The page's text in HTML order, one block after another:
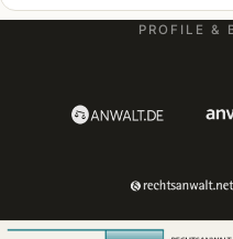
PROFILE &